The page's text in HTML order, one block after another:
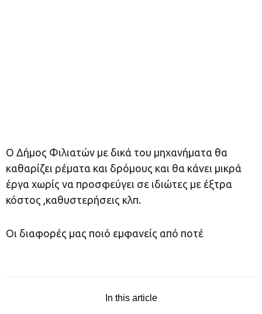
Ο Δήμος Φιλιατών με δικά του μηχανήματα θα
καθαρίζει ρέματα και δρόμους και θα κάνει μικρά
έργα χωρίς να προσφεύγει σε ιδιώτες με έξτρα
κόστος ,καθυστερήσεις κλπ.
Οι διαφορές μας ποιό εμφανείς από ποτέ
In this article